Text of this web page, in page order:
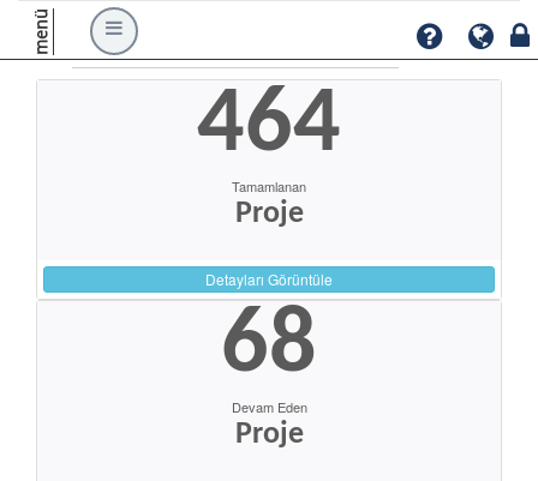
menü
464
Tamamlanan
Proje
Detayları Görüntüle
68
Devam Eden
Proje